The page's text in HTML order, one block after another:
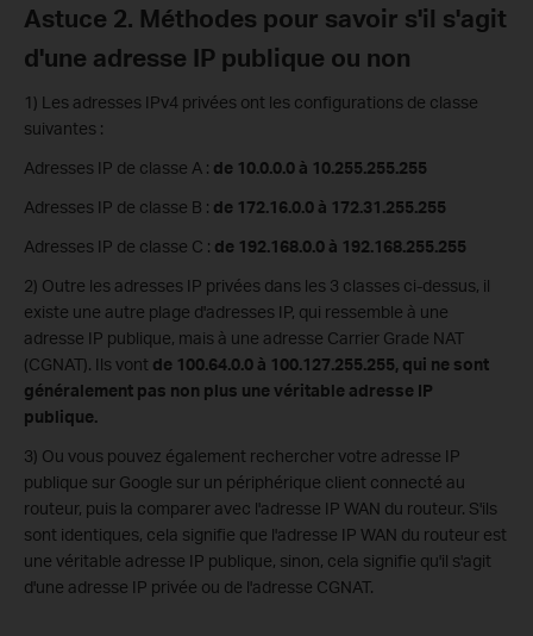
Astuce 2. Méthodes pour savoir s'il s'agit
d'une adresse IP publique ou non
1) Les adresses IPv4 privées ont les configurations de classe
suivantes :
Adresses IP de classe A : de 10.0.0.0 à 10.255.255.255
Adresses IP de classe B : de 172.16.0.0 à 172.31.255.255
Adresses IP de classe C : de 192.168.0.0 à 192.168.255.255
2) Outre les adresses IP privées dans les 3 classes ci-dessus, il
existe une autre plage d'adresses IP, qui ressemble à une
adresse IP publique, mais à une adresse Carrier Grade NAT
(CGNAT). Ils vont de 100.64.0.0 à 100.127.255.255, qui ne sont
généralement pas non plus une véritable adresse IP
publique.
3) Ou vous pouvez également rechercher votre adresse IP
publique sur Google sur un périphérique client connecté au
routeur, puis la comparer avec l'adresse IP WAN du routeur. S'ils
sont identiques, cela signifie que l'adresse IP WAN du routeur est
une véritable adresse IP publique, sinon, cela signifie qu'il s'agit
d'une adresse IP privée ou de l'adresse CGNAT.